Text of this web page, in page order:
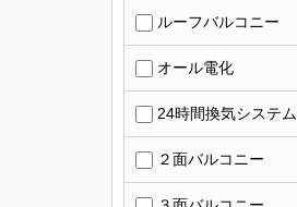
ルーフバルコニー
オール電化
24時間換気システム
２面バルコニー